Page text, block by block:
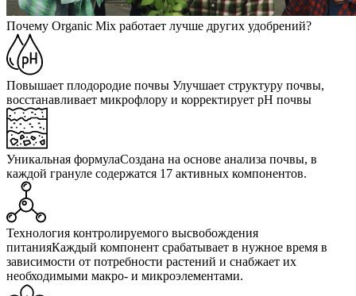
Почему Organic Mix работает лучше других удобрений?
Повышает плодородие почвы Улучшает структуру почвы,
восстанавливает микрофлору и корректирует pH почвы
Уникальная формулаСоздана на основе анализа почвы, в
каждой грануле содержатся 17 активных компонентов.
Технология контролируемого высвобождения
питанияКаждый компонент срабатывает в нужное время в
зависимости от потребности растений и снабжает их
необходимыми макро- и микроэлементами.